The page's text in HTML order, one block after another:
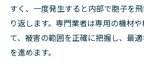
すく、一度発生すると内部で胞子を
り返します。専門業者は専用の機材
て、被害の範囲を正確に把握し、最
を進めます。